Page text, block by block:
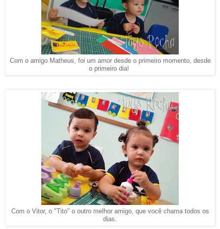
Com o amigo Matheus, foi um amor desde o primeiro momento, desde
o primeiro dia!
Com o Vitor, o "Tito" o outro melhor amigo, que você chama todos os
dias.